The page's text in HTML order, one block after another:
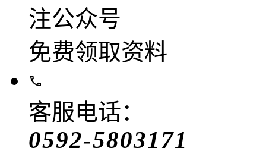
注公众号
免费领取资料
客服电话：
0592-5803171